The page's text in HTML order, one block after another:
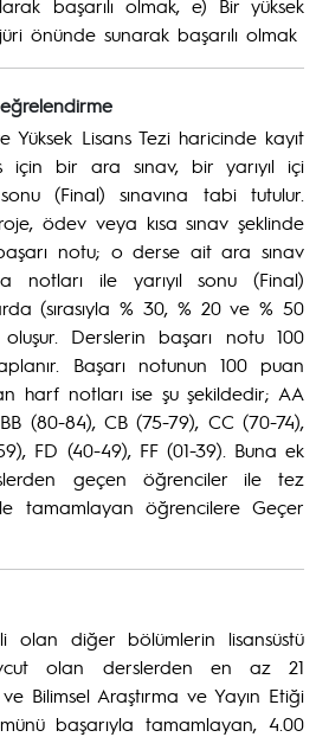
başarılı olmak, e) Bir yüksek
önünde sunarak başarılı olmak
Yüksek Lisans Tezi haricinde kayıt
için bir ara sınav, bir yarıyıl içi
(Final) sınavına tabi tutulur.
ödev veya kısa sınav şeklinde
notu; o derse ait ara sınav
notları ile yarıyıl sonu (Final)
(sırasıyla % 30, % 20 ve % 50
oluşur. Derslerin başarı notu 100
Başarı notunun 100 puan
harf notları ise şu şekildedir; AA
(80-84), CB (75-79), CC (70-74),
FD (40-49), FF (01-39). Buna ek
geçen öğrenciler ile tez
ile tamamlayan öğrencilere Geçer
olan diğer bölümlerin lisansüstü
olan derslerden en az 21
Bilimsel Araştırma ve Yayın Etiği
başarıyla tamamlayan, 4.00